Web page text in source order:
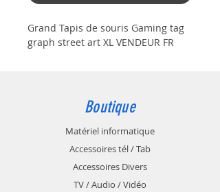
Grand Tapis de souris Gaming tag
graph street art XL VENDEUR FR
Boutique
Matériel informatique
Accessoires tél / Tab
Accessoires Divers
TV / Audio / Vidéo